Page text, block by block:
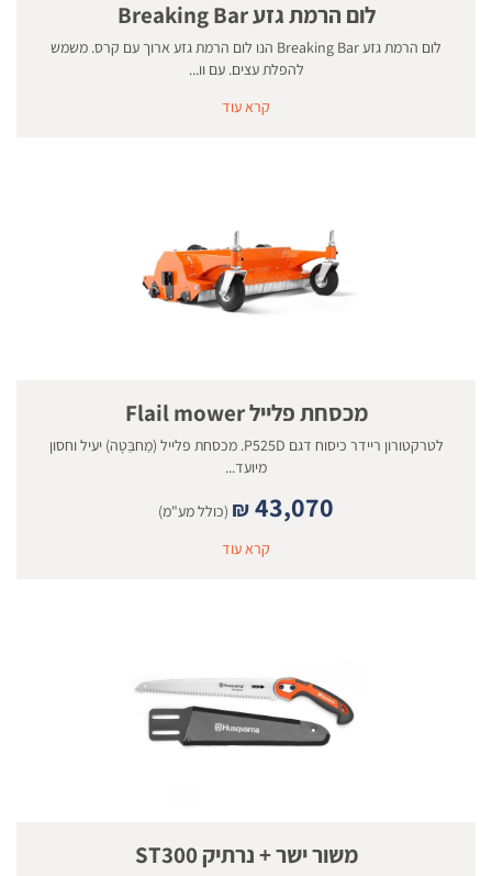
לום הרמת גזע Breaking Bar
לום הרמת גזע Breaking Bar הנו לום הרמת גזע ארוך עם קרס. משמש
להפלת עצים. עם וו...
קרא עוד
מכסחת פלייל Flail mower
לטרקטורון ריידר כיסוח דגם P525D. מכסחת פלייל (מַחבֵּטָה) יעיל וחסון
מיועד...
₪43,070
(כולל מע"מ)
קרא עוד
משור ישר + נרתיק ST300